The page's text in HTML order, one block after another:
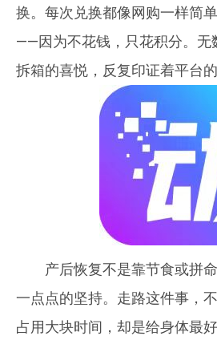
换。每次兑换都像网购一样简
——因为不花钱，只花积分。无
拆箱的喜悦，反复印证着平台的
产后恢复不是靠节食或拼命
一点点的坚持。走路这件事，
占用大块时间，却是给身体最好